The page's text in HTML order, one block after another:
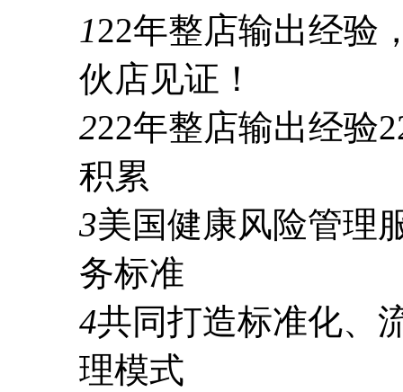
122年整店输出经验
伙店见证！
222年整店输出经验
积累
3美国健康风险管理
务标准
4共同打造标准化、
理模式